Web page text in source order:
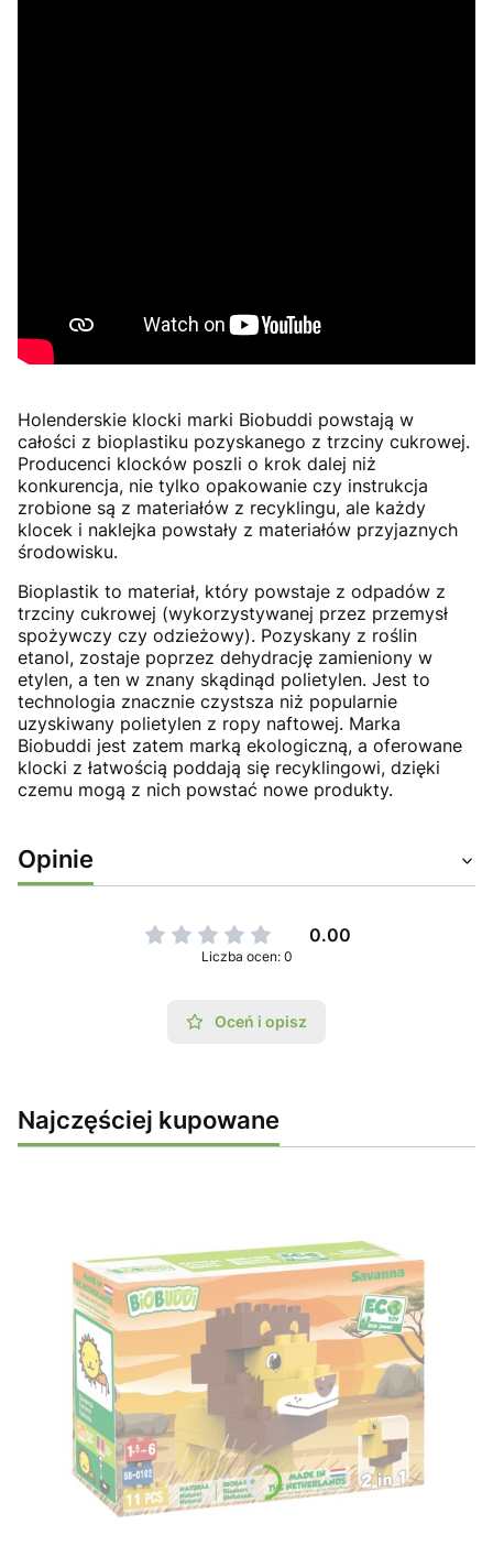
Holenderskie klocki marki Biobuddi powstają w
całości z bioplastiku pozyskanego z trzciny cukrowej.
Producenci klocków poszli o krok dalej niż
konkurencja, nie tylko opakowanie czy instrukcja
zrobione są z materiałów z recyklingu, ale każdy
klocek i naklejka powstały z materiałów przyjaznych
środowisku.
Bioplastik to materiał, który powstaje z odpadów z
trzciny cukrowej (wykorzystywanej przez przemysł
spożywczy czy odzieżowy). Pozyskany z roślin
etanol, zostaje poprzez dehydrację zamieniony w
etylen, a ten w znany skądinąd polietylen. Jest to
technologia znacznie czystsza niż popularnie
uzyskiwany polietylen z ropy naftowej. Marka
Biobuddi jest zatem marką ekologiczną, a oferowane
klocki z łatwością poddają się recyklingowi, dzięki
czemu mogą z nich powstać nowe produkty.
Opinie
0.00
Liczba ocen: 0
Oceń i opisz
Najczęściej kupowane